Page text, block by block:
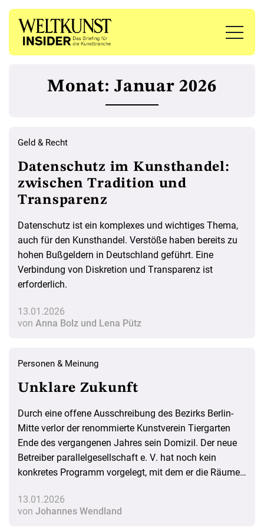
Monat: Januar 2026
Geld & Recht
Datenschutz im Kunsthandel:
zwischen Tradition und
Transparenz
Datenschutz ist ein komplexes und wichtiges Thema,
auch für den Kunsthandel. Verstöße haben bereits zu
hohen Bußgeldern in Deutschland geführt. Eine
Verbindung von Diskretion und Transparenz ist
erforderlich.
13.01.2026
von Anna Bolz und Lena Pütz
Personen & Meinung
Unklare Zukunft
Durch eine offene Ausschreibung des Bezirks Berlin-
Mitte verlor der renommierte Kunstverein Tiergarten
Ende des vergangenen Jahres sein Domizil. Der neue
Betreiber parallelgesellschaft e. V. hat noch kein
konkretes Programm vorgelegt, mit dem er die Räume
von wenig weitsichtigen kommunalen Entscheidungen
wird.
13.01.2026
von Johannes Wendland